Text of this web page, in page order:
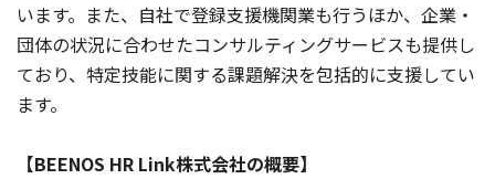
います。また、自社で登録支援機関業も行うほか、企業・
団体の状況に合わせたコンサルティングサービスも提供し
ており、特定技能に関する課題解決を包括的に支援してい
ます。
【BEENOS HR Link株式会社の概要】